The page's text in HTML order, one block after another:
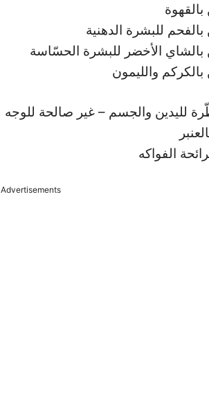
للبشرة الدهنية
بالشاي الأخضر للبشرة الحسّاسة
والليمون
الفواكه
Advertisements